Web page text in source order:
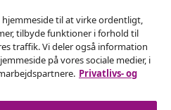
til at virke ordentligt,
tilbyde funktioner i forhold til
traffik. Vi deler også information
på vores sociale medier, i
Privatlivs- og